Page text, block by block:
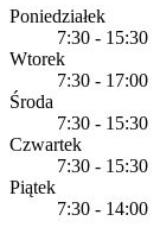
Poniedziałek
7:30 - 15:30
Wtorek
7:30 - 17:00
Środa
7:30 - 15:30
Czwartek
7:30 - 15:30
Piątek
7:30 - 14:00